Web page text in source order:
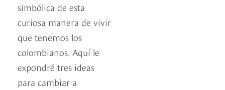
simbólica de esta
curiosa manera de vivir
que tenemos los
colombianos. Aquí le
expondré tres ideas
para cambiar a